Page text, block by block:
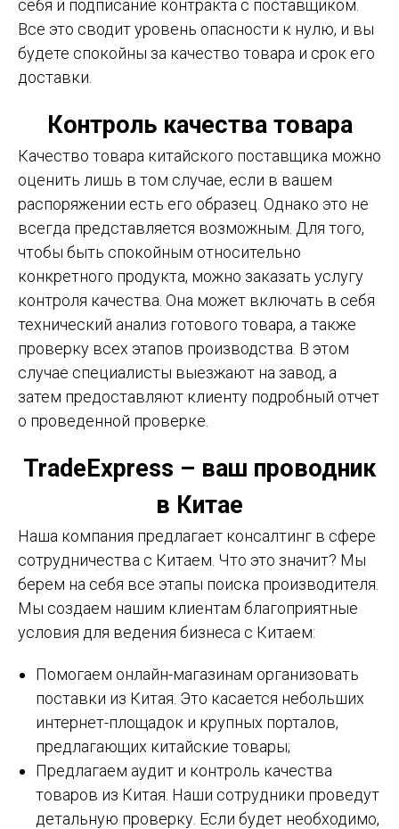
себя и подписание контракта с поставщиком.
Все это сводит уровень опасности к нулю, и вы
будете спокойны за качество товара и срок его
доставки.
Контроль качества товара
Качество товара китайского поставщика можно
оценить лишь в том случае, если в вашем
распоряжении есть его образец. Однако это не
всегда представляется возможным. Для того,
чтобы быть спокойным относительно
конкретного продукта, можно заказать услугу
контроля качества. Она может включать в себя
технический анализ готового товара, а также
проверку всех этапов производства. В этом
случае специалисты выезжают на завод, а
затем предоставляют клиенту подробный отчет
о проведенной проверке.
TradeExpress – ваш проводник
в Китае
Наша компания предлагает консалтинг в сфере
сотрудничества с Китаем. Что это значит? Мы
берем на себя все этапы поиска производителя.
Мы создаем нашим клиентам благоприятные
условия для ведения бизнеса с Китаем:
Помогаем онлайн-магазинам организовать
поставки из Китая. Это касается небольших
интернет-площадок и крупных порталов,
предлагающих китайские товары;
Предлагаем аудит и контроль качества
товаров из Китая. Наши сотрудники проведут
детальную проверку. Если будет необходимо,